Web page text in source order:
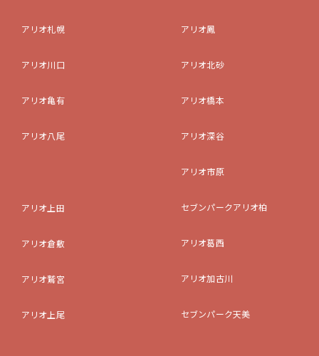
アリオ札幌
アリオ川口
アリオ亀有
アリオ八尾
アリオ上田
アリオ倉敷
アリオ鷲宮
アリオ上尾
アリオ鳳
アリオ北砂
アリオ橋本
アリオ深谷
アリオ市原
セブンパークアリオ柏
アリオ葛西
アリオ加古川
セブンパーク天美